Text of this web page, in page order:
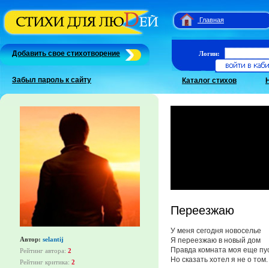
Главная
Добавить свое стихотворение
Забыл пароль к сайту
Логин:
Каталог стихов
Автор: selantij
Рейтинг автора: 2
Рейтинг критика: 2
Переезжаю
У меня сегодня новоселье
Я переезжаю в новый дом
Правда комната моя еще
Но сказать хотел я не о том.